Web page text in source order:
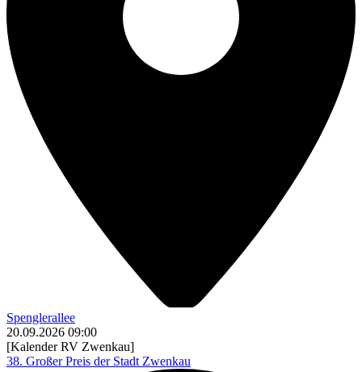
Spenglerallee
20.09.2026 09:00
[Kalender RV Zwenkau]
38. Großer Preis der Stadt Zwenkau